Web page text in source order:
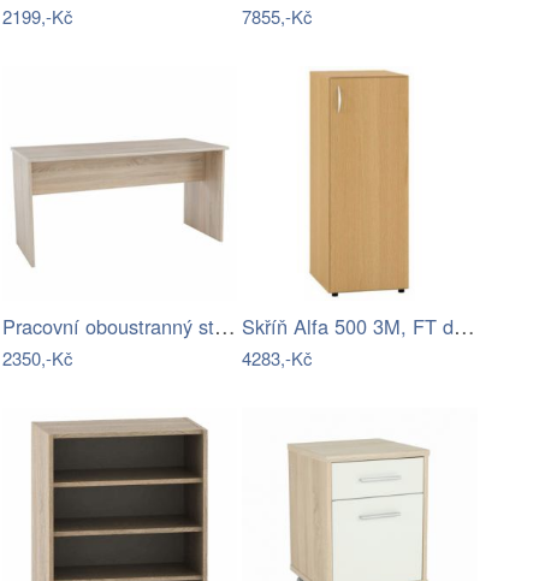
2199,-Kč 7855,-Kč
Pracovní oboustranný stůl JOHAN NEW 08…
2350,-Kč
Skříň Alfa 500 3M, FT dveře-AF
4283,-Kč